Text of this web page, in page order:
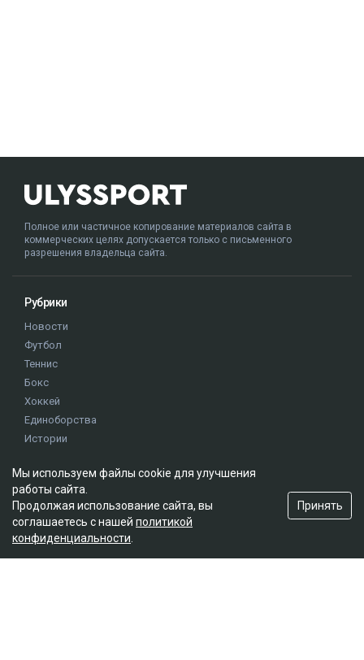
Полное или частичное копирование материалов сайта в
коммерческих целях допускается только с письменного
разрешения владельца сайта.
Рубрики
Новости
Футбол
Теннис
Бокс
Хоккей
Единоборства
Истории
Редакция
О проекте
Правила сайта
Мы используем файлы cookie для улучшения
работы сайта.
Продолжая использование сайта, вы
соглашаетесь с нашей политикой
конфиденциальности
Принять